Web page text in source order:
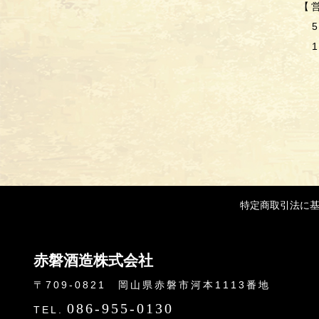
【
特定商取引法に
赤磐酒造株式会社
〒709-0821 岡山県赤磐市河本1113番地
TEL. 086-955-0130